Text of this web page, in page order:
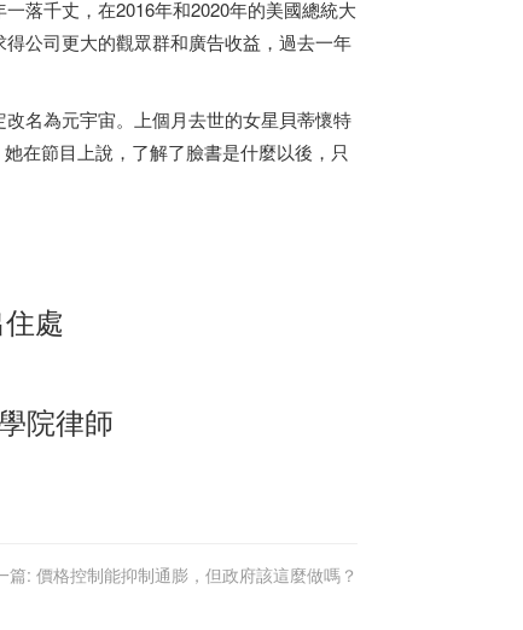
落千丈，在2016年和2020年的美國總統大
公司更大的觀眾群和廣告收益，過去一年
名為元宇宙。上個月去世的女星貝蒂懷特
在節目上說，了解了臉書是什麼以後，只
處
院律師
篇: 價格控制能抑制通膨，但政府該這麼做嗎？